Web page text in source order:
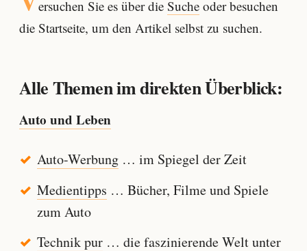
ersuchen Sie es über die Sucheoder besuchen
die Startseite, um den Artikel selbst zu suchen.
Alle Themen im direkten Überblick:
Auto und Leben
Auto-Werbung… im Spiegel der Zeit
Medientipps … Bücher, Filme und Spiele
zum Auto
Technik pur… die faszinierende Welt unter